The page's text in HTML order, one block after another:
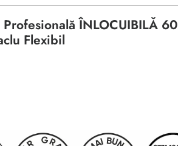
ÎNLOCUIBILĂ 60
Flexibil